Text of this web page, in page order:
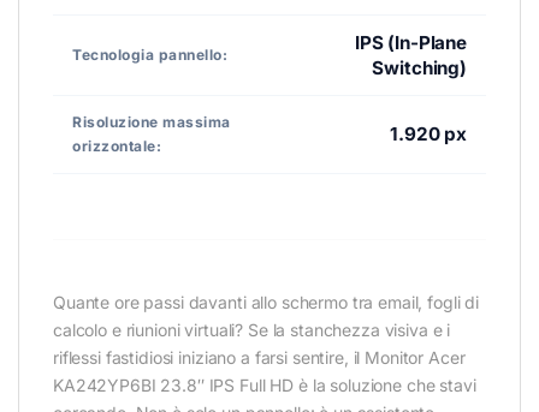
Tecnologia pannello:
IPS (In-Plane
Switching)
Risoluzione massima
orizzontale:
1.920 px
Quante ore passi davanti allo schermo tra email, fogli di
calcolo e riunioni virtuali? Se la stanchezza visiva e i
riflessi fastidiosi iniziano a farsi sentire, il Monitor Acer
KA242YP6BI 23.8″ IPS Full HD è la soluzione che stavi